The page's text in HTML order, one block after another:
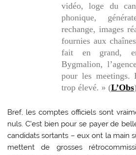
vidéo, loge du
phonique,
rechange, images
fournies aux
fait en grand,
Bygmalion,
pour les
trop élevé. » (L’Obs
Bref, les comptes officiels sont
nuls. C’est bien pour se payer de
candidats sortants – eux ont la main
mettent de grosses